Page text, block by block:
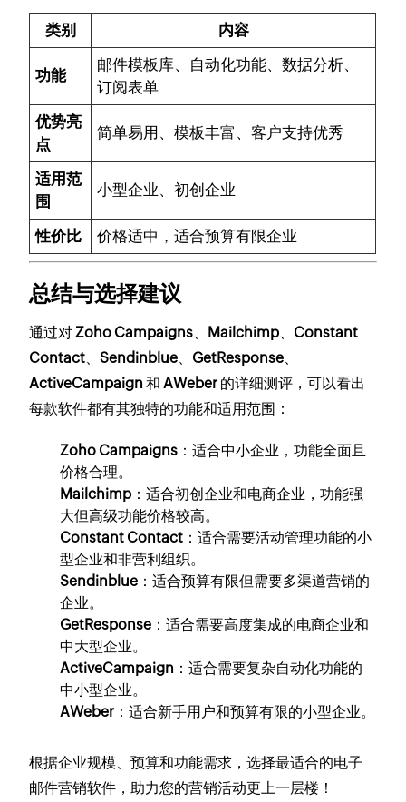
类别 内容
功能
邮件模板库、自动化功能、数据分析、
订阅表单
优势亮
点
简单易用、模板丰富、客户支持优秀
适用范
围
小型企业、初创企业
性价比 价格适中，适合预算有限企业
总结与选择建议
通过对Zoho Campaigns、 Mailchimp、 Constant
Contact、Sendinblue、 GetResponse、
ActiveCampaign 和AWeber 的详细测评，可以看出
每款软件都有其独特的功能和适用范围：
Zoho Campaigns ：适合中小企业，功能全面且
价格合理。
Mailchimp ：适合初创企业和电商企业，功能强
大但高级功能价格较高。
Constant Contact ：适合需要活动管理功能的小
型企业和非营利组织。
Sendinblue ：适合预算有限但需要多渠道营销的
企业。
GetResponse ：适合需要高度集成的电商企业和
中大型企业。
ActiveCampaign ：适合需要复杂自动化功能的
中小型企业。
AWeber ：适合新手用户和预算有限的小型企业。
根据企业规模、预算和功能需求，选择最适合的电子
邮件营销软件，助力您的营销活动更上一层楼！